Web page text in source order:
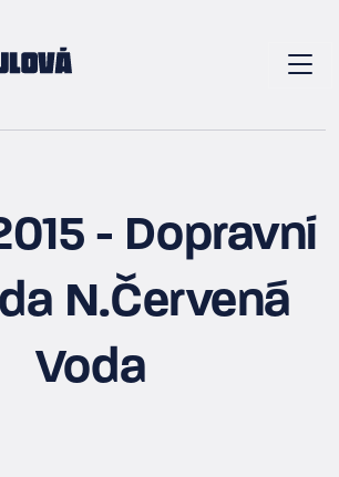
- Dopravní
N.Červená
Voda